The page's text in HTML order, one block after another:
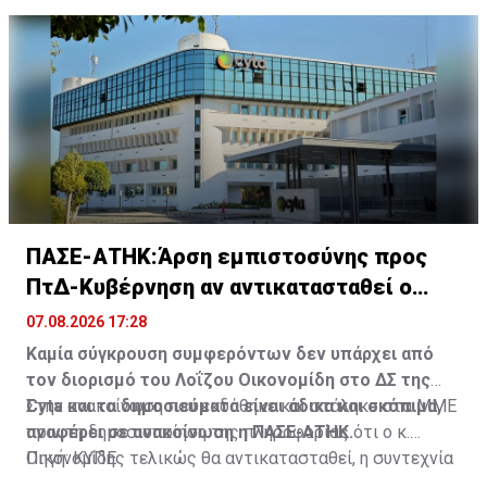
Έργων και της Hermes Airports, που προχώρησαν στις
αναγκαίες ενέργειες.
για επιβίβαση, αποκλειστικά από τους καθορισμένους
χώρους που έχουν διαμορφωθεί, δυτικά των
κτιριακών εγκαταστάσεων, πλησίον των χώρων
αναμονής των λεωφορείων.
ΠΑΣΕ-ΑΤΗΚ:Άρση εμπιστοσύνης προς
ΠτΔ-Κυβέρνηση αν αντικατασταθεί ο
Οικονομίδης
07.08.2026 17:28
Καμία σύγκρουση συμφερόντων δεν υπάρχει από
τον διορισμό του Λοΐζου Οικονομίδη στο ΔΣ της
Cyta και τα δημοσιεύματα είναι άδικα και σκόπιμα,
αναφέρει σε ανακοίνωση η ΠΑΣΕ-ΑΤΗΚ.
Στην ανακοίνωση που εκδόθηκε και στάληκε στα ΜΜΕ
πριν τη δημοσιοποίηση της πληροφορίας ότι ο κ.
Οικονομίδης τελικώς θα αντικατασταθεί, η συντεχνία
Πηγή: ΚΥΠΕ